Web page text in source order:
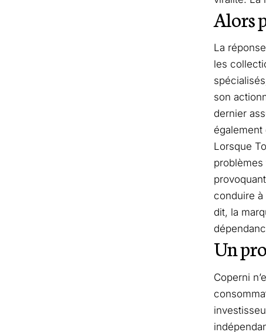
Alors
La
les
son
dernier
Lorsque
conduire à
dit, la
Un
Coperni